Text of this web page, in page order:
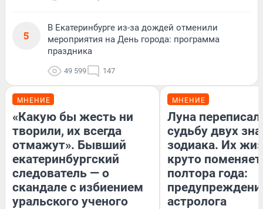
5
В Екатеринбурге из-за дождей отменили
мероприятия на День города: программа
праздника
49 599 147
МНЕНИЕ
«Какую бы жесть ни
творили, их всегда
отмажут». Бывший
екатеринбургский
следователь — о
скандале с избиением
уральского ученого
МНЕНИЕ
Луна
судьбу двух
зодиака. Их
круто
полтора года:
астролога